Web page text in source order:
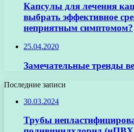
Капсулы для лечения
выбрать эффективное
неприятным симптомом?
25.04.2020
Замечательные тренды
Последние записи
30.03.2024
Трубы